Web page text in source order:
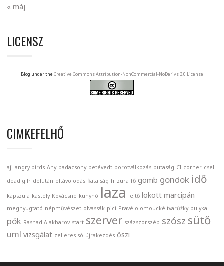
« máj
LICENSZ
Blog under the Creative Commons Attribution-NonCommercial-NoDerivs 3.0 License
CIMKEFELHŐ
aji angry birds Any badacsony betévedt borotválkozás butaság CI corner csel
dead gilr délután eltávolodás fiatalság frizura fő gomb gondok idő
kapszula kastély Kovácsné kunyhó laza lejtő lökött marcipán
megnyugtató népművészet olvassák pici Pravé olomoucké tvarůžky pulyka
pók Rashad Alakbarov start szerver százszorszép szósz sütő
uml vizsgálat zelleres só újrakezdés őszi